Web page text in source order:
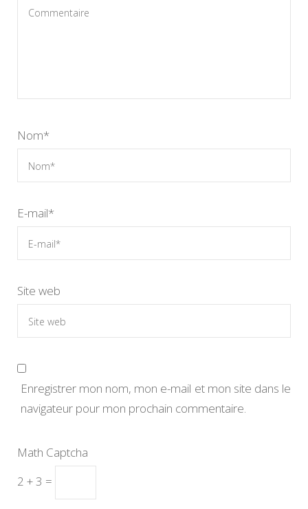
Nom*
E-mail*
Site web
Enregistrer mon nom, mon e-mail et mon site dans le
navigateur pour mon prochain commentaire.
Math Captcha
2 + 3 =